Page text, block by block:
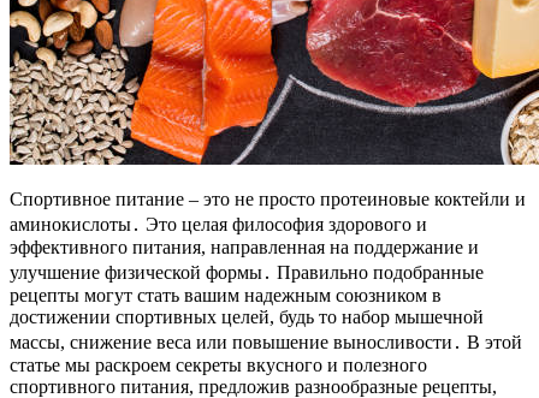
Спортивное питание – это не просто протеиновые коктейли и
аминокислоты․ Это целая философия здорового и
эффективного питания, направленная на поддержание и
улучшение физической формы․ Правильно подобранные
рецепты могут стать вашим надежным союзником в
достижении спортивных целей, будь то набор мышечной
массы, снижение веса или повышение выносливости․ В этой
статье мы раскроем секреты вкусного и полезного
спортивного питания, предложив разнообразные рецепты,